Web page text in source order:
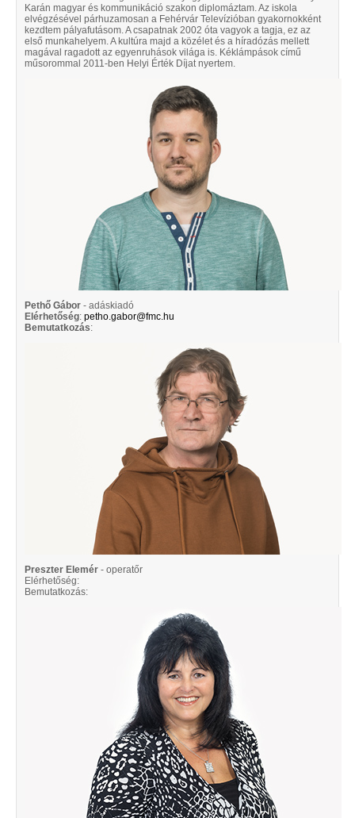
Karán magyar és kommunikáció szakon diplomáztam. Az iskola
elvégzésével párhuzamosan a Fehérvár Televízióban gyakornokként
kezdtem pályafutásom. A csapatnak 2002 óta vagyok a tagja, ez az
első munkahelyem. A kultúra majd a közélet és a híradózás mellett
magával ragadott az egyenruhások világa is. Kéklámpások című
műsorommal 2011-ben Helyi Érték Díjat nyertem.
Pethő Gábor - adáskiadó
Elérhetőség: petho.gabor@fmc.hu
Bemutatkozás:
Preszter Elemér - operatőr
Elérhetőség:
Bemutatkozás: